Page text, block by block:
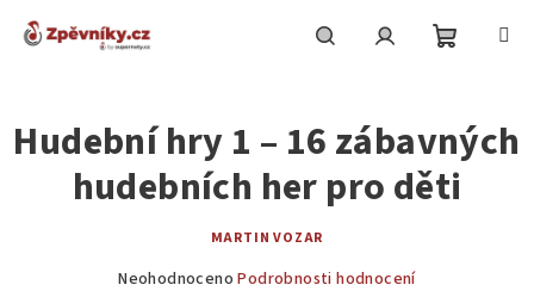
košík
Hudební hry 1 – 16 zábavných
hudebních her pro děti
MARTIN VOZAR
Průměrné
Neohodnoceno Podrobnosti hodnocení